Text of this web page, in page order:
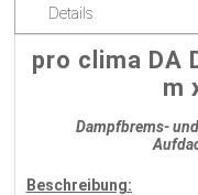
Details
pro clima DA
m
Dampfbrems-
Beschreibung: